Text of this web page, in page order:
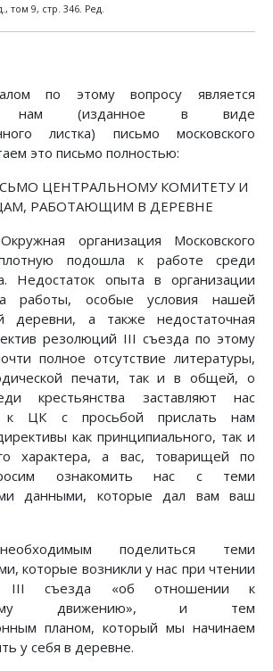
том 9, стр. 346. Ред.
по этому вопросу является
нам (изданное в виде
листка) письмо московского
это письмо полностью:
ЦЕНТРАЛЬНОМУ КОМИТЕТУ И
РАБОТАЮЩИМ В ДЕРЕВНЕ
организация Московского
подошла к работе среди
Недостаток опыта в организации
работы, особые условия нашей
деревни, а также недостаточная
резолюций III съезда по этому
полное отсутствие литературы,
печати, так и в общей, о
крестьянства заставляют нас
к ЦК с просьбой прислать нам
как принципиального, так и
характера, а вас, товарищей по
ознакомить нас с теми
данными, которые дал вам ваш
поделиться теми
которые возникли у нас при чтении
III съезда «об отношении к
движению», и тем
планом, который мы начинаем
у себя в деревне.